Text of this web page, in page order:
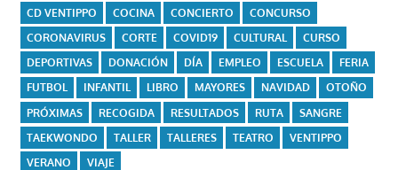
CD VENTIPPO
COCINA CONCIERTO
CONCURSO
CORONAVIRUS
CORTE COVID19 CULTURAL
CURSO
DEPORTIVAS
DONACIÓN DÍA EMPLEO ESCUELA
FERIA
FUTBOL
INFANTIL LIBRO MAYORES NAVIDAD
OTOÑO
PRÓXIMAS
RECOGIDA RESULTADOS RUTA
SANGRE
TAEKWONDO
TALLER TALLERES TEATRO
VENTIPPO
VERANO
VIAJE